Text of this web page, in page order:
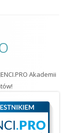
Akademii